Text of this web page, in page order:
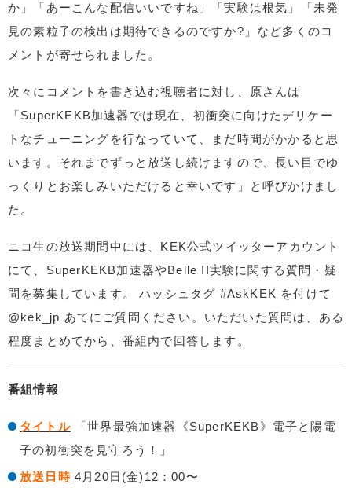
か」「あーこんな配信いいですね」「実験は根気」「未発
見の素粒子の検出は期待できるのですか?」など多くのコ
メントが寄せられました。
次々にコメントを書き込む視聴者に対し、原さんは
「SuperKEKB加速器では現在、初衝突に向けたデリケー
トなチューニングを行なっていて、まだ時間がかかると思
います。それまでずっと放送し続けますので、長い目でゆ
っくりとお楽しみいただけると幸いです」と呼びかけまし
た。
ニコ生の放送期間中には、KEK公式ツイッターアカウント
にて、SuperKEKB加速器やBelle II実験に関する質問・疑
問を募集しています。 ハッシュタグ #AskKEK を付けて
@kek_jp あてにご質問ください。いただいた質問は、ある
程度まとめてから、番組内で回答します。
番組情報
タイトル「世界最強加速器《SuperKEKB》電子と陽電
子の初衝突を見守ろう！」
放送日時4月20日(金)12：00〜